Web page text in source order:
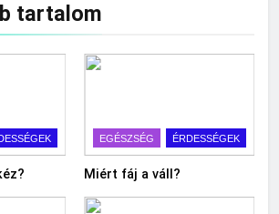
tartalom
EGÉSZSÉG ÉRDESSÉGEK
Miért fáj a váll?